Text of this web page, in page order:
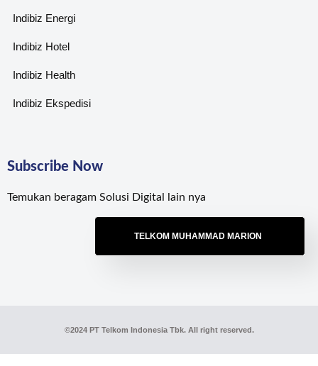
Indibiz Energi
Indibiz Hotel
Indibiz Health
Indibiz Ekspedisi
Subscribe Now
Temukan beragam Solusi Digital lain nya
TELKOM MUHAMMAD MARION
©2024 PT Telkom Indonesia Tbk. All right reserved.